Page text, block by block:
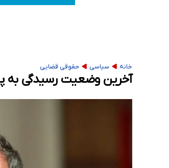
خانه سیاسی حقوقی قضایی
آخرین وضعیت رسیدگی به